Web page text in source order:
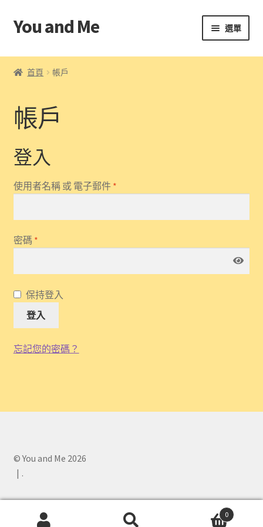
跳
至
覽
跳
至
要
You and Me 選單
首頁
條款及細則
結算
購物車
首頁 帳戶
帳戶
登入
使用者名稱 或 電子郵件 *
密碼 *
保持登入
登入
忘記您的密碼？
© You and Me 2026
.
0